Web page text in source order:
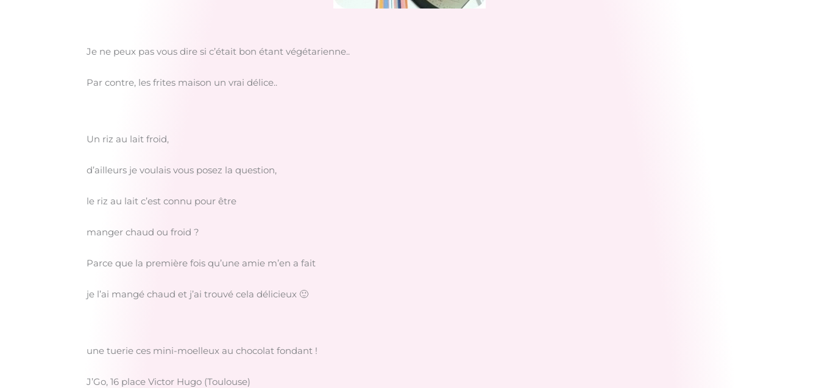
Je ne peux pas vous dire si c’était bon étant végétarienne..
Par contre, les frites maison un vrai délice..
Un riz au lait froid,
d’ailleurs je voulais vous posez la question,
le riz au lait c’est connu pour être
manger chaud ou froid ?
Parce que la première fois qu’une amie m’en a fait
je l’ai mangé chaud et j’ai trouvé cela délicieux 🙂
une tuerie ces mini-moelleux au chocolat fondant !
J’Go, 16 place Victor Hugo (Toulouse)